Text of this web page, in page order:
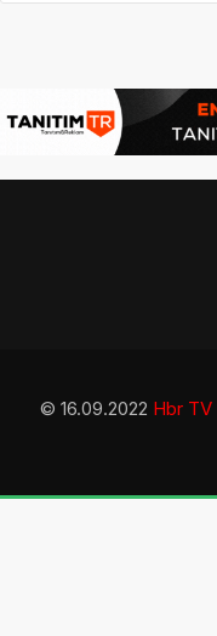
© 16.09.2022 Hbr TV